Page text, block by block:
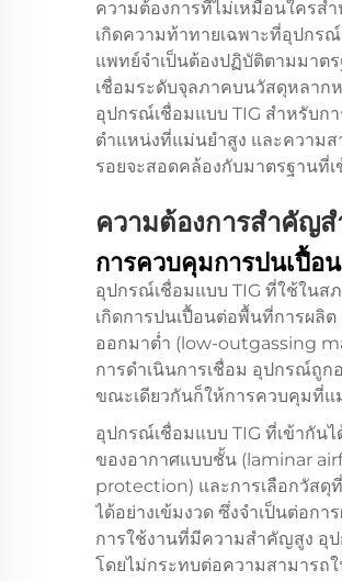
ความต้องการที่ไม่เหมือนใครส
เกิดความท้าทายเฉพาะที่อุปกร
แพทย์จำเป็นต้องปฏิบัติตามมาต
เชื่อมระดับจุลภาคบนวัสดุหลาก
อุปกรณ์เชื่อมแบบ TIG สำหรับก
ตำแหน่งที่แม่นยำสูง และความ
รอยจะสอดคล้องกับมาตรฐานที่
ความต้องการสำคัญ
การควบคุมการปนเปื้อ
อุปกรณ์เชื่อมแบบ TIG ที่ใช้ในส
เกิดการปนเปื้อนต่อพื้นที่การผลิ
ออกมาต่ำ (low-outgassing
การดำเนินการเชื่อม อุปกรณ์ถูก
ขณะเดียวกันก็ให้การควบคุมที่
อุปกรณ์เชื่อมแบบ TIG ที่เข้ากัน
ของอากาศแบบชั้น (laminar
protection) และการเลือกวัสดุ
ได้อย่างเข้มงวด ซึ่งจำเป็นต่อก
การใช้งานที่มีความสำคัญสูง อุ
โดยไม่กระทบต่อความสามารถ